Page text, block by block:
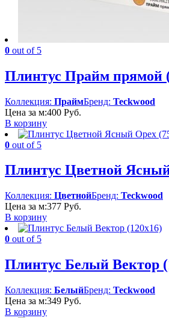
0 out of 5
Плинтус Прайм прямой
Коллекция: ПраймБренд: Teckwood
Цена за м:400 Руб.
В корзину
0 out of 5
Плинтус Цветной
Коллекция: ЦветнойБренд: Teckwood
Цена за м:377 Руб.
В корзину
0 out of 5
Плинтус Белый Вектор
Коллекция: БелыйБренд: Teckwood
Цена за м:349 Руб.
В корзину